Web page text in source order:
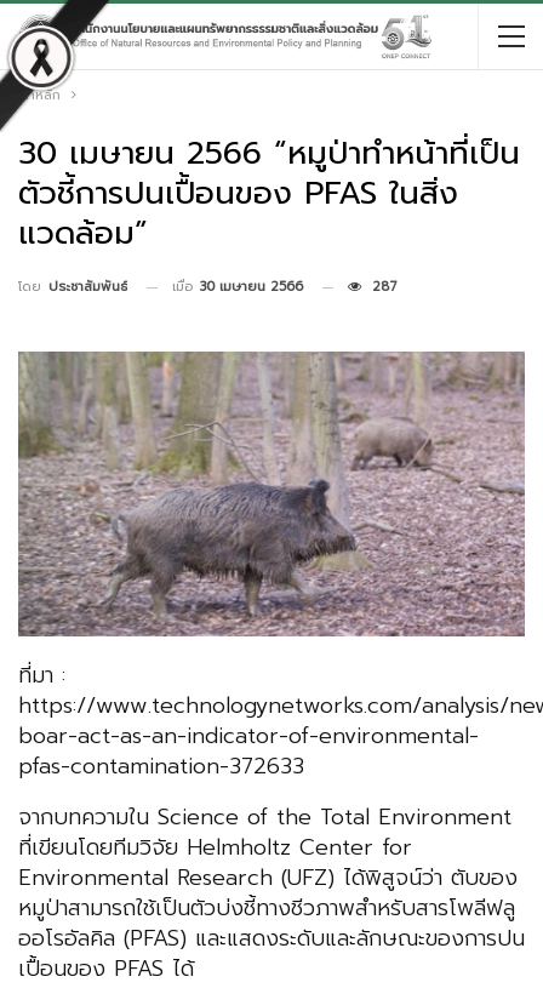
หน้าหลัก
30 เมษายน 2566 “หมูป่าทำหน้าที่เป็น
ตัวชี้การปนเปื้อนของ PFAS ในสิ่ง
แวดล้อม”
โดย ประชาสัมพันธ์ เมื่อ 30 เมษายน 2566 287
ที่มา :
https://www.technologynetworks.com/analysis/
boar-act-as-an-indicator-of-environmental-
pfas-contamination-372633
จากบทความใน Science of the Total Environment
ที่เขียนโดยทีมวิจัย Helmholtz Center for
Environmental Research (UFZ) ได้พิสูจน์ว่า ตับของ
หมูป่าสามารถใช้เป็นตัวบ่งชี้ทางชีวภาพสำหรับสารโพลีฟลู
ออโรอัลคิล (PFAS) และแสดงระดับและลักษณะของการปน
เปื้อนของ PFAS ได้